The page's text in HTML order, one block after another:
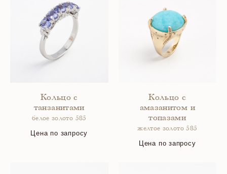
Кольцо с
танзанитами
белое золото 585
Цена по запросу
Кольцо с
амазанитом и
топазами
желтое золото 585
Цена по запросу